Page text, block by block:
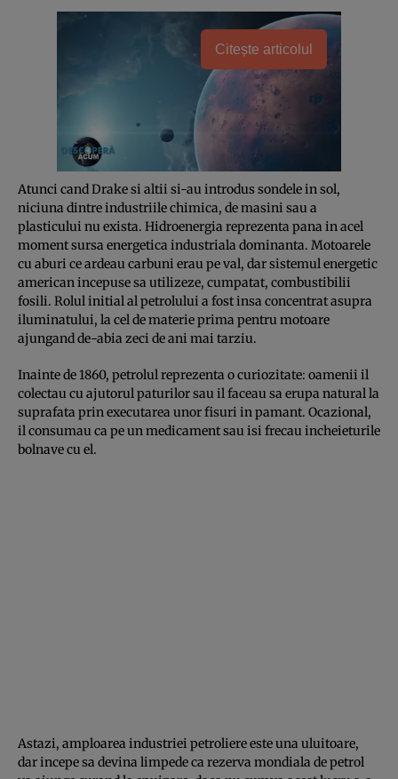
Citește articolul
Atunci cand Drake si altii si-au introdus sondele in sol,
niciuna dintre industriile chimica, de masini sau a
plasticului nu exista. Hidroenergia reprezenta pana in acel
moment sursa energetica industriala dominanta. Motoarele
cu aburi ce ardeau carbuni erau pe val, dar sistemul energetic
american incepuse sa utilizeze, cumpatat, combustibilii
fosili. Rolul initial al petrolului a fost insa concentrat asupra
iluminatului, la cel de materie prima pentru motoare
ajungand de-abia zeci de ani mai tarziu.
Inainte de 1860, petrolul reprezenta o curiozitate: oamenii il
colectau cu ajutorul paturilor sau il faceau sa erupa natural la
suprafata prin executarea unor fisuri in pamant. Ocazional,
il consumau ca pe un medicament sau isi frecau incheieturile
bolnave cu el.
Astazi, amploarea industriei petroliere este una uluitoare,
dar incepe sa devina limpede ca rezerva mondiala de petrol